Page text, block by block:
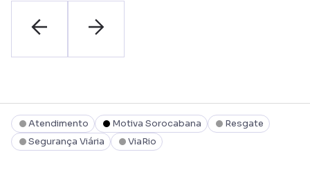
Atendimento Motiva Sorocabana
Resgate
Segurança Viária
ViaRio